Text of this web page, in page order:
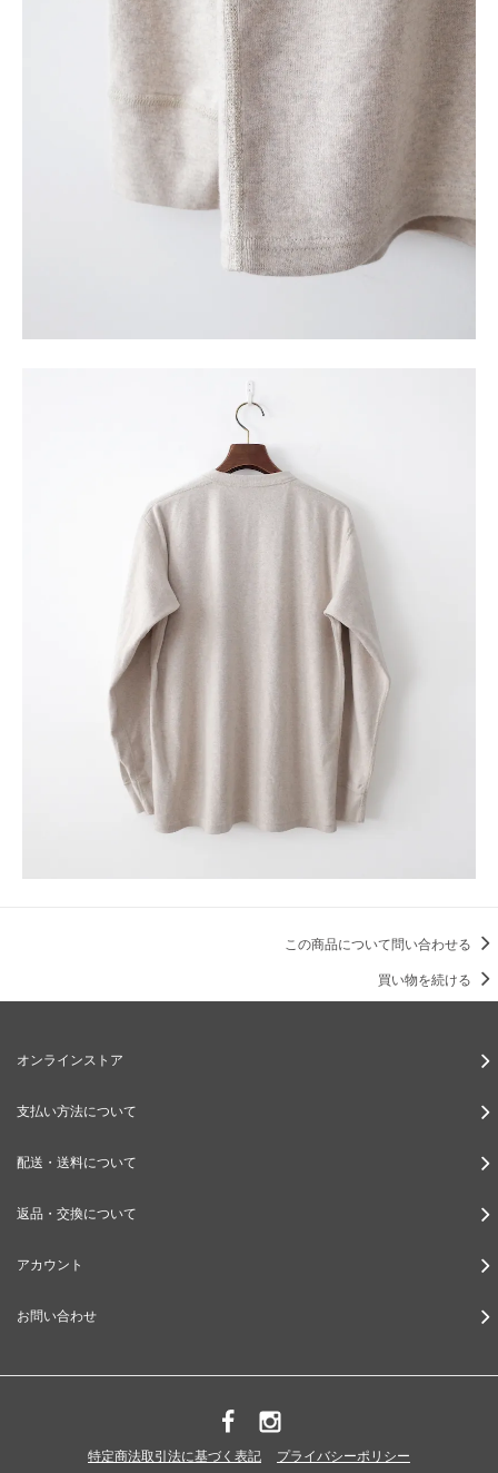
この商品について問い合わせる
買い物を続ける
オンラインストア
支払い方法について
配送・送料について
返品・交換について
アカウント
お問い合わせ
特定商法取引法に基づく表記 プライバシーポリシー